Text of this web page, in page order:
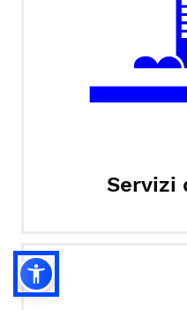
Servizi